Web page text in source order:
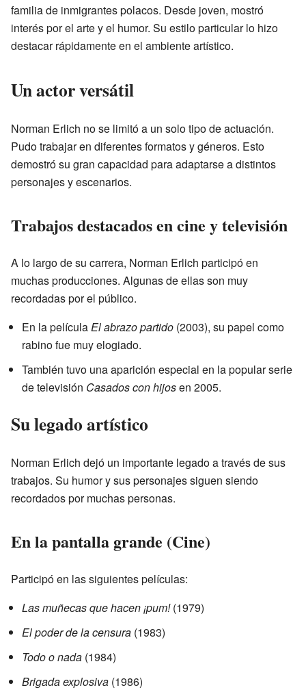
familia de inmigrantes polacos. Desde joven, mostró
interés por el arte y el humor. Su estilo particular lo hizo
destacar rápidamente en el ambiente artístico.
Un actor versátil
Norman Erlich no se limitó a un solo tipo de actuación.
Pudo trabajar en diferentes formatos y géneros. Esto
demostró su gran capacidad para adaptarse a distintos
personajes y escenarios.
Trabajos destacados en cine y televisión
A lo largo de su carrera, Norman Erlich participó en
muchas producciones. Algunas de ellas son muy
recordadas por el público.
En la películaEl abrazo partido (2003), su papel como
rabino fue muy elogiado.
También tuvo una aparición especial en la popular serie
de televisión Casados con hijosen 2005.
Su legado artístico
Norman Erlich dejó un importante legado a través de sus
trabajos. Su humor y sus personajes siguen siendo
recordados por muchas personas.
En la pantalla grande (Cine)
Participó en las siguientes películas:
Las muñecas que hacen ¡pum!(1979)
El poder de la censura (1983)
Todo o nada (1984)
Brigada explosiva (1986)